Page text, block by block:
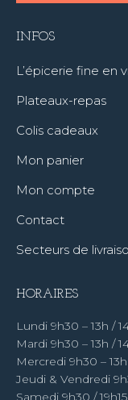
INFOS
L’épicerie fine en
Plateaux-repas
Colis cadeaux
Mon panier
Mon compte
Contact
Secteurs de
HORAIRES
Lundi 9h30 – 13h /
Mardi 9h30 – 13h /
Mercredi 9h30 – 13h
Jeudi & Vendredi
Samedi 9h30 / 19h15